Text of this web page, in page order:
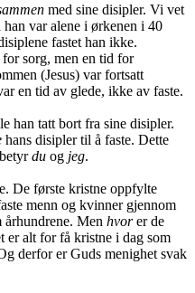
med sine disipler. Vi vet
var alene i ørkenen i 40
fastet han ikke.
sorg, men en tid for
(Jesus) var fortsatt
en tid av glede, ikke av faste.
han tatt bort fra sine disipler.
hans disipler til å faste. Dette
du og jeg.
De første kristne oppfylte
menn og kvinner gjennom
århundrene. Men hvorer de
er alt for få kristne i dag som
derfor er Guds menighet svak